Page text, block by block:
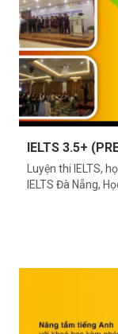
IELTS 3.5+
Luyện thi IELTS,
IELTS Đà Nẵng,